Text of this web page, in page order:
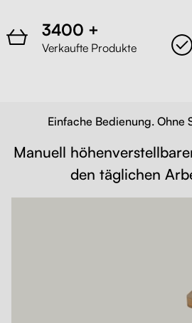
3400 +
Verkaufte Produkte
Einfache Bedienung. Ohne
Manuell
den täglichen